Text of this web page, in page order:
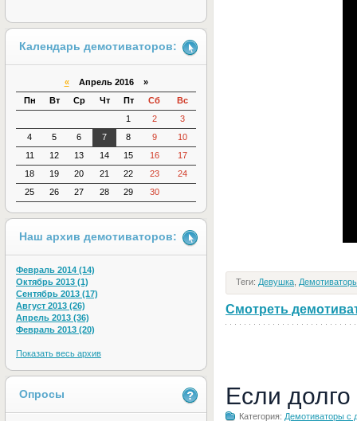
Теги: Девушка
Смотреть
Если
Категория: Демотиваторы с
Календарь демотиваторов:
«Апрель 2016 »
Пн
Вт Ср Чт Пт Сб
Вс
1
2
3
4
5 6 7 8 9
10
11
12 13 14 15 16
17
18
19 20 21 22 23
24
25
26 27 28 29 30
Наш архив демотиваторов:
Февраль 2014 (14)
Октябрь 2013 (1)
Сентябрь 2013 (17)
Август 2013 (26)
Апрель 2013 (36)
Февраль 2013 (20)
Показать весь архив
Опросы